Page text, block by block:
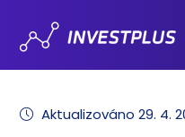
Aktualizováno29. 4.